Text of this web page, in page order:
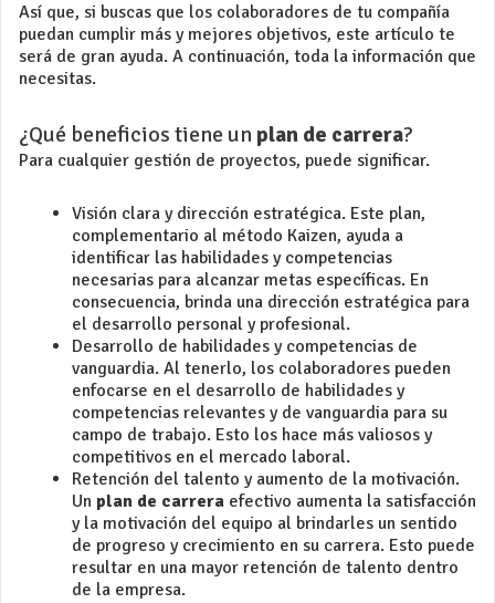
Así que, si buscas que los colaboradores de tu compañía
puedan cumplir más y mejores objetivos, este artículo te
será de gran ayuda. A continuación, toda la información que
necesitas.
¿Qué beneficios tiene un plan de carrera?
Para cualquier gestión de proyectos, puede significar.
Visión clara y dirección estratégica. Este plan,
complementario al método Kaizen, ayuda a
identificar las habilidades y competencias
necesarias para alcanzar metas específicas. En
consecuencia, brinda una dirección estratégica para
el desarrollo personal y profesional.
Desarrollo de habilidades y competencias de
vanguardia. Al tenerlo, los colaboradores pueden
enfocarse en el desarrollo de habilidades y
competencias relevantes y de vanguardia para su
campo de trabajo. Esto los hace más valiosos y
competitivos en el mercado laboral.
Retención del talento y aumento de la motivación.
Un plan de carrera efectivo aumenta la satisfacción
y la motivación del equipo al brindarles un sentido
de progreso y crecimiento en su carrera. Esto puede
resultar en una mayor retención de talento dentro
de la empresa.